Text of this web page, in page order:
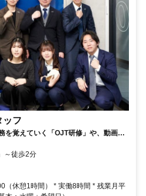
ッフ
を覚えていく「OJT研修」や、動画マ
ない方も、簡単な操作からスタートで
」～徒歩2分
（休憩1時間） * 実働8時間 * 残業月平